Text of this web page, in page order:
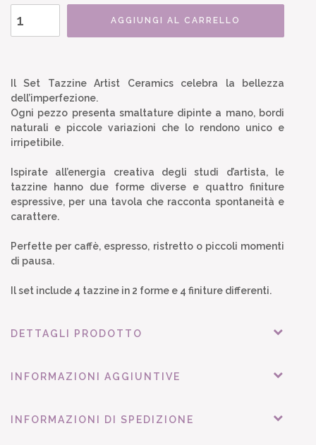
AGGIUNGI AL CARRELLO
Il Set Tazzine Artist Ceramics celebra la bellezza
dell’imperfezione.
Ogni pezzo presenta smaltature dipinte a mano, bordi
naturali e piccole variazioni che lo rendono unico e
irripetibile.
Ispirate all’energia creativa degli studi d’artista, le
tazzine hanno due forme diverse e quattro finiture
espressive, per una tavola che racconta spontaneità e
carattere.
Perfette per caffè, espresso, ristretto o piccoli momenti
di pausa.
Il set include 4 tazzine in 2 forme e 4 finiture differenti.
DETTAGLI PRODOTTO
INFORMAZIONI AGGIUNTIVE
INFORMAZIONI DI SPEDIZIONE